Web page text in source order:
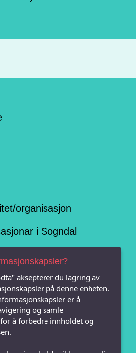
organisasjon
i Sogndal
av
aksepterer du lagring av
på denne enheten.
er å
og samle
å forbedre innholdet og